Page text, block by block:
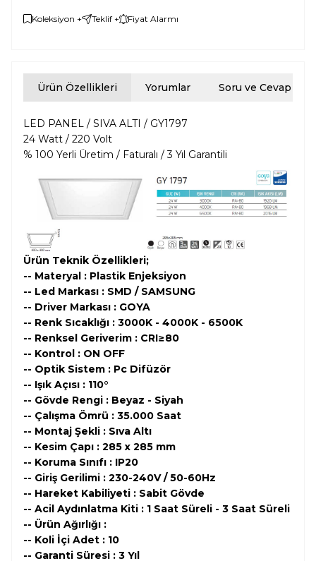
Koleksiyon + Teklif + Fiyat Alarmı
Ürün Özellikleri Yorumlar Soru ve Cevap
LED PANEL / SIVA ALTI / GY1797
24 Watt / 220 Volt
% 100 Yerli Üretim / Faturalı / 3 Yıl Garantili
Ürün Teknik Özellikleri;
-- Materyal : Plastik Enjeksiyon
-- Led Markası : SMD / SAMSUNG
-- Driver Markası : GOYA
-- Renk Sıcaklığı : 3000K - 4000K - 6500K
-- Renksel Geriverim : CRI≥80
-- Kontrol : ON OFF
-- Optik Sistem : Pc Difüzör
-- Işık Açısı : 110°
-- Gövde Rengi : Beyaz - Siyah
-- Çalışma Ömrü : 35.000 Saat
-- Montaj Şekli : Sıva Altı
-- Kesim Çapı : 285 x 285 mm
-- Koruma Sınıfı : IP20
-- Giriş Gerilimi : 230-240V / 50-60Hz
-- Hareket Kabiliyeti : Sabit Gövde
-- Acil Aydınlatma Kiti : 1 Saat Süreli - 3 Saat Süreli
-- Ürün Ağırlığı :
-- Koli İçi Adet : 10
-- Garanti Süresi : 3 Yıl